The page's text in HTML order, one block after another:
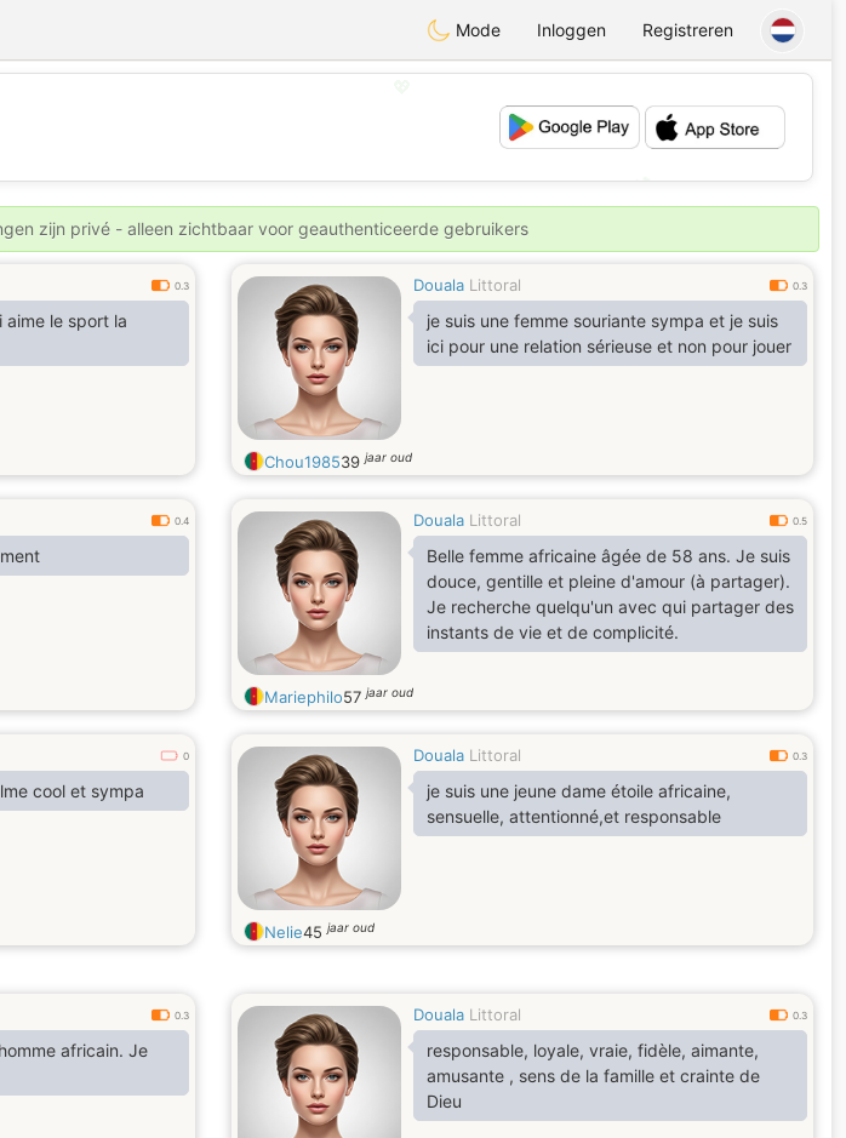
Mode Inloggen Registreren
💕
zijn privé - alleen zichtbaar voor geauthenticeerde gebruikers
0.3
le sport la
Douala Littoral 0.3
je suis une femme souriante sympa et je suis
ici pour une relation sérieuse et non pour jouer
Chou198539jaar oud
0.4 Douala Littoral 0.5
Belle femme africaine âgée de 58 ans. Je suis
douce, gentille et pleine d'amour (à partager).
Je recherche quelqu'un avec qui partager des
instants de vie et de complicité.
Mariephilo57jaar oud
0
cool et sympa
Douala Littoral 0.3
je suis une jeune dame étoile africaine,
sensuelle, attentionné,et responsable
Nelie45jaar oud
0.3
africain. Je
Douala Littoral 0.3
responsable, loyale, vraie, fidèle, aimante,
amusante , sens de la famille et crainte de
Dieu